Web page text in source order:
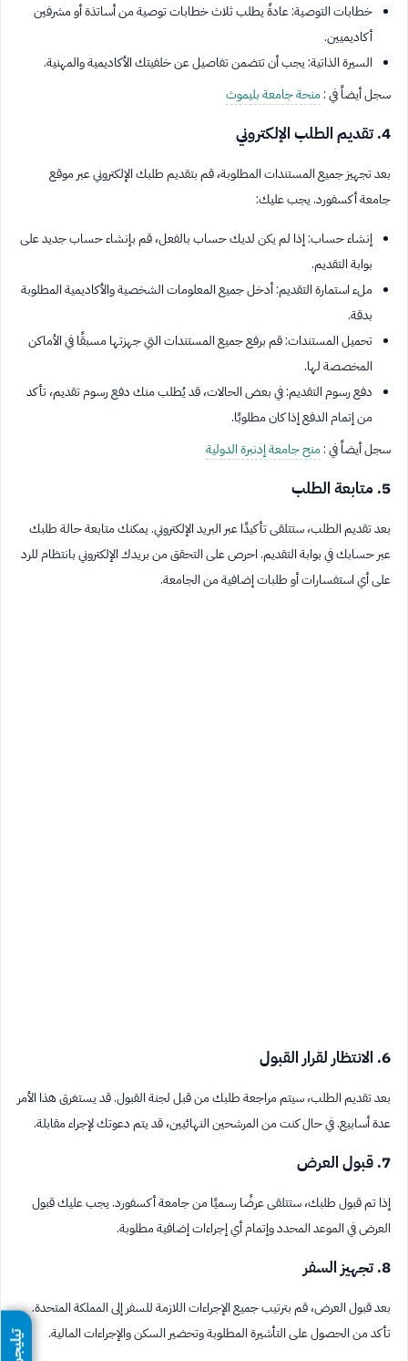
خطابات التوصية: عادةً يطلب ثلاث خطابات توصية من أساتذة أو مشرفين
أكاديميين.
السيرة الذاتية: يجب أن تتضمن تفاصيل عن خلفيتك الأكاديمية والمهنية.
سجل أيضاً في :منحة جامعة بليموث
4. تقديم الطلب الإلكتروني
بعد تجهيز جميع المستندات المطلوبة، قم بتقديم طلبك الإلكتروني عبر موقع
جامعة أكسفورد. يجب عليك:
إنشاء حساب: إذا لم يكن لديك حساب بالفعل، قم بإنشاء حساب جديد على
بوابة التقديم.
ملء استمارة التقديم: أدخل جميع المعلومات الشخصية والأكاديمية المطلوبة
بدقة.
تحميل المستندات: قم برفع جميع المستندات التي جهزتها مسبقًا في الأماكن
المخصصة لها.
دفع رسوم التقديم: في بعض الحالات، قد يُطلب منك دفع رسوم تقديم، تأكد
من إتمام الدفع إذا كان مطلوبًا.
سجل أيضاً في :منح جامعة إدنبرة الدولية
5. متابعة الطلب
بعد تقديم الطلب، ستتلقى تأكيدًا عبر البريد الإلكتروني. يمكنك متابعة حالة طلبك
عبر حسابك في بوابة التقديم. احرص على التحقق من بريدك الإلكتروني بانتظام للرد
على أي استفسارات أو طلبات إضافية من الجامعة.
6. الانتظار لقرار القبول
بعد تقديم الطلب، سيتم مراجعة طلبك من قبل لجنة القبول. قد يستغرق هذا الأمر
عدة أسابيع. في حال كنت من المرشحين النهائيين، قد يتم دعوتك لإجراء مقابلة.
7. قبول العرض
إذا تم قبول طلبك، ستتلقى عرضًا رسميًا من جامعة أكسفورد. يجب عليك قبول
العرض في الموعد المحدد وإتمام أي إجراءات إضافية مطلوبة.
8. تجهيز السفر
بعد قبول العرض، قم بترتيب جميع الإجراءات اللازمة للسفر إلى المملكة المتحدة.
تأكد من الحصول على التأشيرة المطلوبة وتحضير السكن والإجراءات المالية.